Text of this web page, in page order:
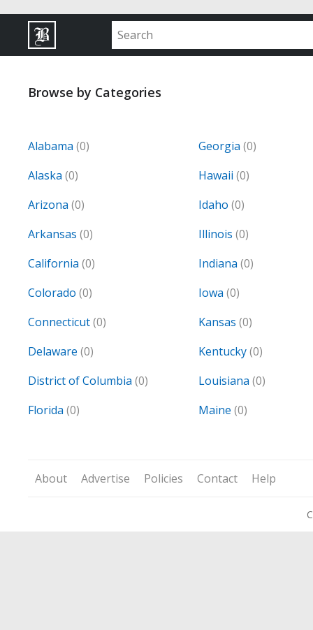
Browse by Categories
Alabama (0)
Alaska (0)
Arizona (0)
Arkansas (0)
California (0)
Colorado (0)
Connecticut(0)
Delaware (0)
District of Columbia (0)
Florida (0)
Georgia (0)
Hawaii (0)
Idaho (0)
Illinois (0)
Indiana (0)
Iowa (0)
Kansas (0)
Kentucky(0)
Louisiana (0)
Maine (0)
About Advertise Policies Contact Help